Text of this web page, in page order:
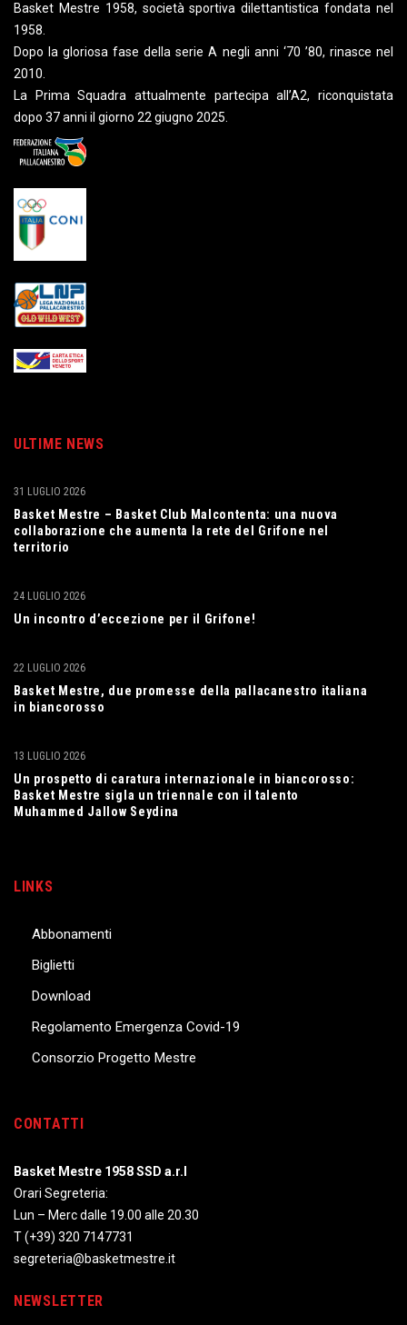
Basket Mestre 1958, società sportiva dilettantistica fondata nel
1958.
Dopo la gloriosa fase della serie A negli anni ‘70 ’80, rinasce nel
2010.
La Prima Squadra attualmente partecipa all’A2, riconquistata
dopo 37 anni il giorno 22 giugno 2025.
ULTIME NEWS
Basket Mestre – Basket Club Malcontenta: una nuova
collaborazione che aumenta la rete del Grifone nel
territorio
31 LUGLIO 2026
Un incontro d’eccezione per il Grifone!
24 LUGLIO 2026
Basket Mestre, due promesse della pallacanestro italiana
in biancorosso
22 LUGLIO 2026
Un prospetto di caratura internazionale in biancorosso:
Basket Mestre sigla un triennale con il talento
Muhammed Jallow Seydina
13 LUGLIO 2026
LINKS
Abbonamenti
Biglietti
Download
Regolamento Emergenza Covid-19
Consorzio Progetto Mestre
CONTATTI
Basket Mestre 1958 SSD a.r.l
Orari Segreteria:
Lun – Merc dalle 19.00 alle 20.30
T(+39) 320 7147731
segreteria@basketmestre.it
NEWSLETTER